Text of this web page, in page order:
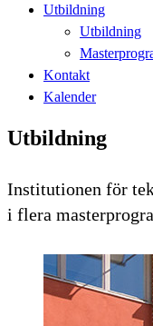
Utbildning
Utbildning
Kontakt
Kalender
Utbildning
Institutionen för
i flera